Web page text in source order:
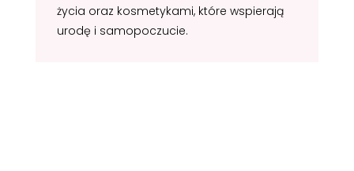
życia oraz kosmetykami, które wspierają
urodę i samopoczucie.